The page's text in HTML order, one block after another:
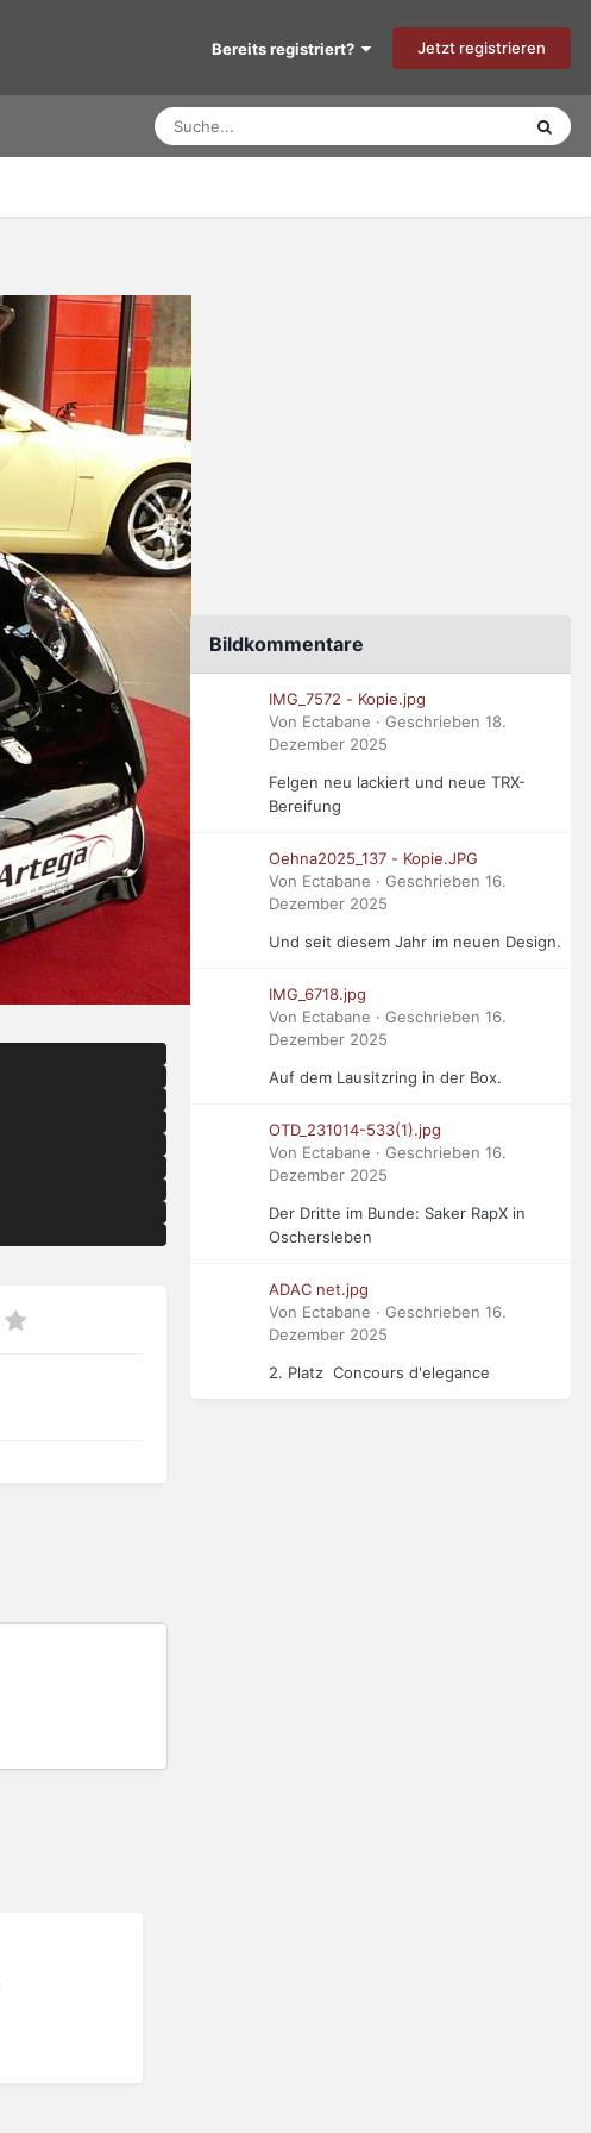
Bereits registriert? Jetzt registrieren
Bildkommentare
IMG_7572 - Kopie.jpg
Von Ectabane · Geschrieben 18.
Dezember 2025
Felgen neu lackiert und neue TRX-
Bereifung
Oehna2025_137 - Kopie.JPG
Von Ectabane · Geschrieben 16.
Dezember 2025
Und seit diesem Jahr im neuen Design.
IMG_6718.jpg
Von Ectabane · Geschrieben 16.
Dezember 2025
Auf dem Lausitzring in der Box.
OTD_231014-533(1).jpg
Von Ectabane · Geschrieben 16.
Dezember 2025
Der Dritte im Bunde: Saker RapX in
Oschersleben
ADAC net.jpg
Von Ectabane · Geschrieben 16.
Dezember 2025
2. Platz Concours d'elegance